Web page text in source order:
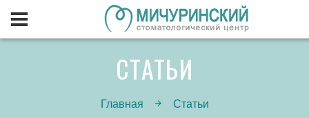
СТАТЬИ
Главная Статьи